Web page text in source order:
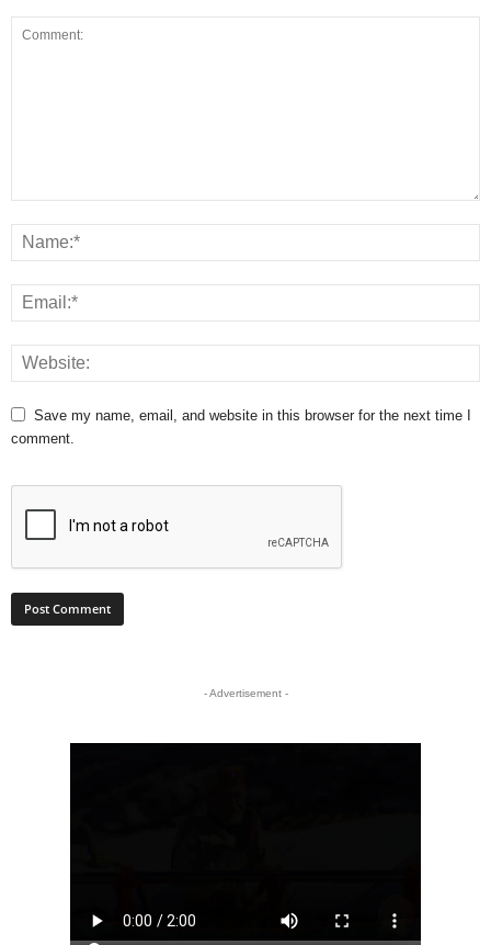
Save my name, email, and website in this browser for the next time I
comment.
- Advertisement -